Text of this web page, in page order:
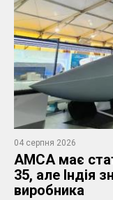
04 серпня 2026
AMCA має
35, але Індія
виробника